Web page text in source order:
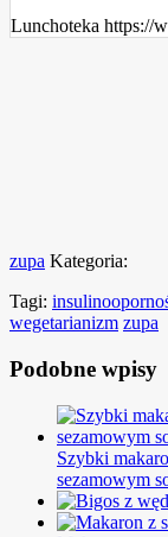
Lunchoteka https://
zupa Kategoria:
Tagi:
wegetarianizm zupa
Podobne wpisy
Szybki
sezamowym